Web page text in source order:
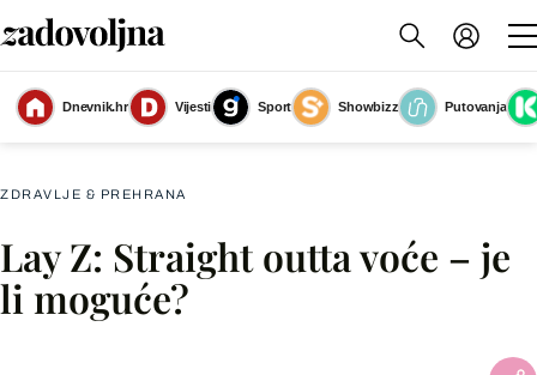
Dnevnik.hr Vijesti Sport Showbizz
Putovanja
PR
ZDRAVLJE & PREHRANA
Lay Z: Straight outta voće – je
li moguće?
Facebook